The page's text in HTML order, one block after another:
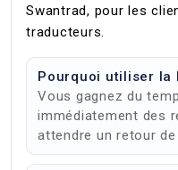
Swantrad, pour les
traducteurs.
Pourquoi utiliser la
Vous gagnez du
immédiatement des
attendre un retour